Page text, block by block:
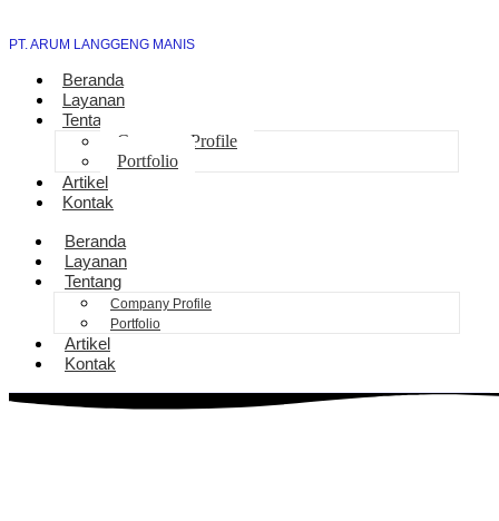
PT. ARUM LANGGENG MANIS
Beranda
Layanan
Tentang
Company Profile
Portfolio
Artikel
Kontak
Beranda
Layanan
Tentang
Company Profile
Portfolio
Artikel
Kontak